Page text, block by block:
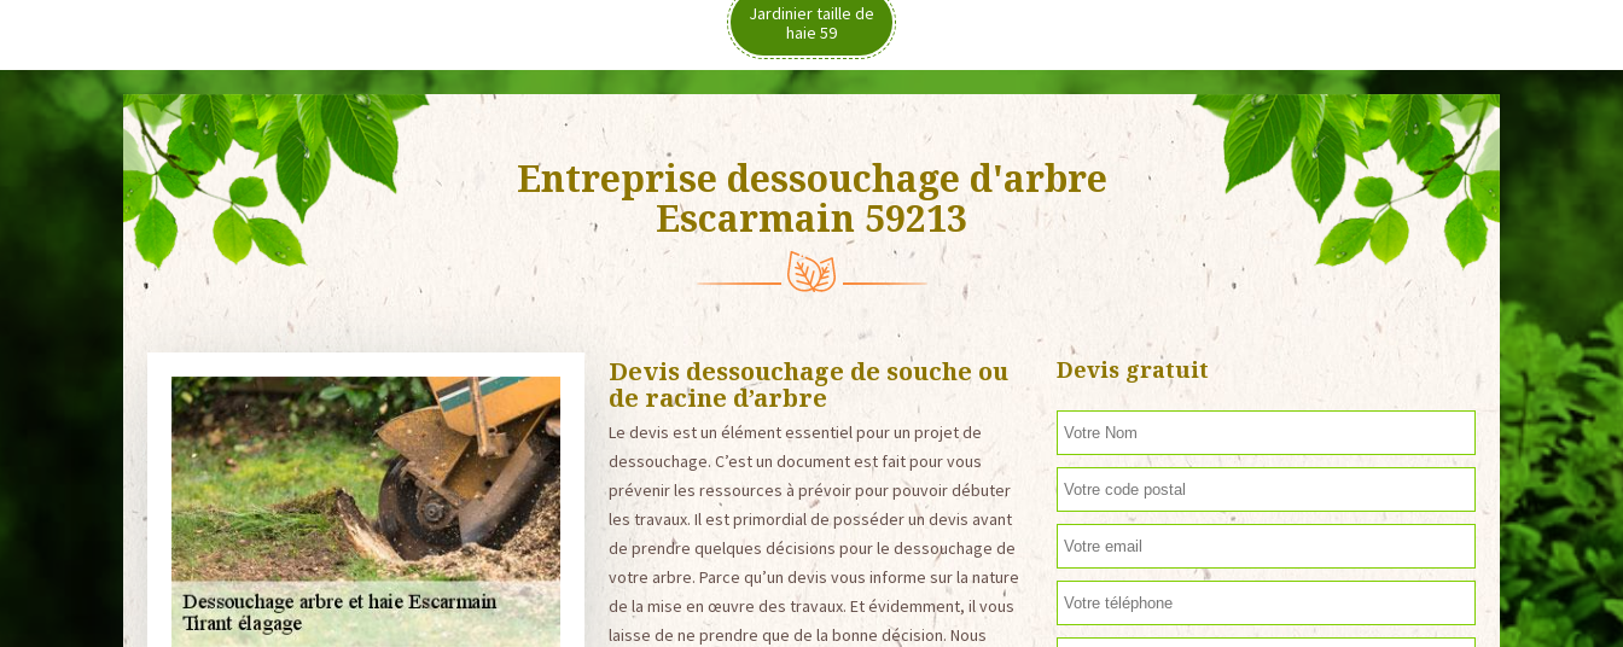
Jardinier taille de
haie 59
Entreprise dessouchage d'arbre
Escarmain 59213
Devis dessouchage de souche ou
de racine d’arbre
Le devis est un élément essentiel pour un projet de
dessouchage. C’est un document est fait pour vous
prévenir les ressources à prévoir pour pouvoir débuter
les travaux. Il est primordial de posséder un devis avant
de prendre quelques décisions pour le dessouchage de
votre arbre. Parce qu’un devis vous informe sur la nature
de la mise en œuvre des travaux. Et évidemment, il vous
laisse de ne prendre que de la bonne décision. Nous
Devis gratuit